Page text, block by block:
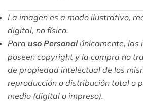
La imagen es a modo ilustrativo,
digital, no físico.
Para uso Personalúnicamente, las
poseen copyright y la compra no
de propiedad intelectual de los
reproducción o distribución total o
medio (digital o impreso).